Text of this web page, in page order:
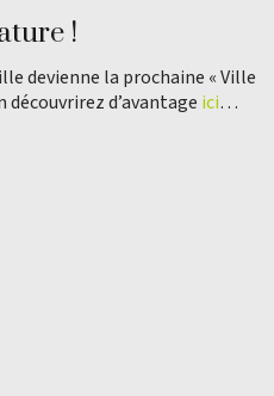
!
devienne la prochaine « Ville
découvrirez d’avantage ici…